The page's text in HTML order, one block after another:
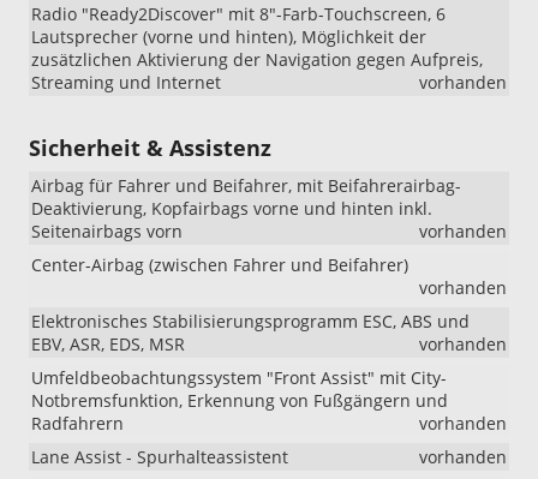
Radio "Ready2Discover" mit 8"-Farb-Touchscreen, 6
Lautsprecher (vorne und hinten), Möglichkeit der
zusätzlichen Aktivierung der Navigation gegen Aufpreis,
Streaming und Internet
vorhanden
Sicherheit & Assistenz
Airbag für Fahrer und Beifahrer, mit Beifahrerairbag-
Deaktivierung, Kopfairbags vorne und hinten inkl.
Seitenairbags vorn
vorhanden
Center-Airbag (zwischen Fahrer und Beifahrer)
vorhanden
Elektronisches Stabilisierungsprogramm ESC, ABS und
EBV, ASR, EDS, MSR
vorhanden
Umfeldbeobachtungssystem "Front Assist" mit City-
Notbremsfunktion, Erkennung von Fußgängern und
Radfahrern
vorhanden
Lane Assist - Spurhalteassistent
vorhanden